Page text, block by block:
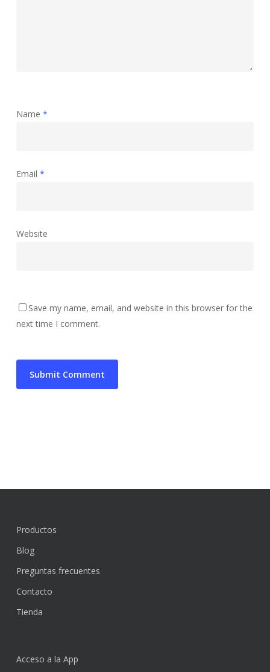
Name *
Email *
Website
Save my name, email, and website in this browser for the
next time I comment.
Productos
Blog
Preguntas frecuentes
Contacto
Tienda
Acceso a la App